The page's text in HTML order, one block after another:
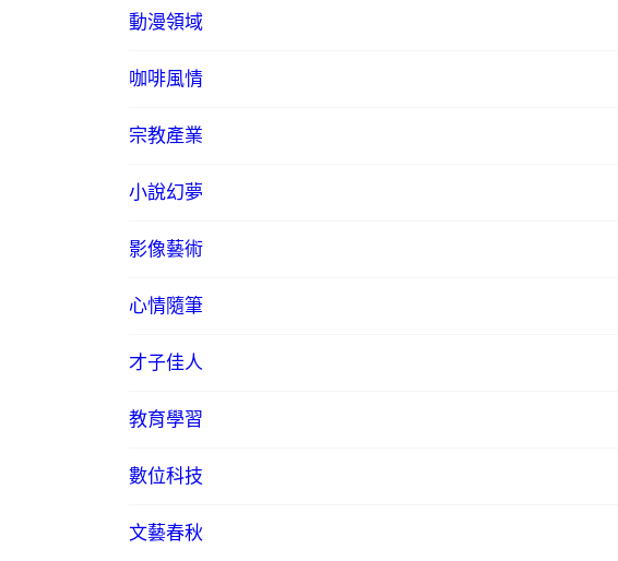
動漫領域
咖啡風情
宗教產業
小說幻夢
影像藝術
心情隨筆
才子佳人
教育學習
數位科技
文藝春秋